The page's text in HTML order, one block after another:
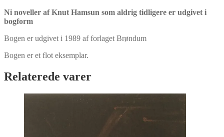
Ni noveller af Knut Hamsun som aldrig tidligere er udgivet i
bogform
Bogen er udgivet i 1989 af forlaget Brøndum
Bogen er et flot eksemplar.
Relaterede varer